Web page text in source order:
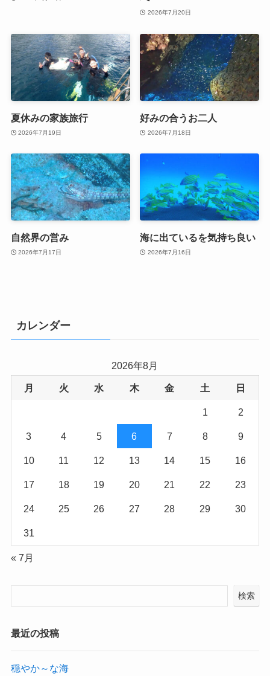
2026年7月20日
夏休みの家族旅行
2026年7月19日
好みの合うお二人
2026年7月18日
自然界の営み
2026年7月17日
海に出ているを気持ち良い
2026年7月16日
カレンダー
2026年8月
月 火 水 木 金 土 日
1 2
3 4 5 6 7 8 9
10 11 12 13 14 15 16
17 18 19 20 21 22 23
24 25 26 27 28 29 30
31
« 7月
検索
最近の投稿
穏やか～な海